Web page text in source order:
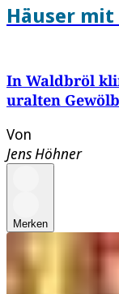
Häuser mit
In Waldbröl
uralten
Von
Jens Höhner
Merken